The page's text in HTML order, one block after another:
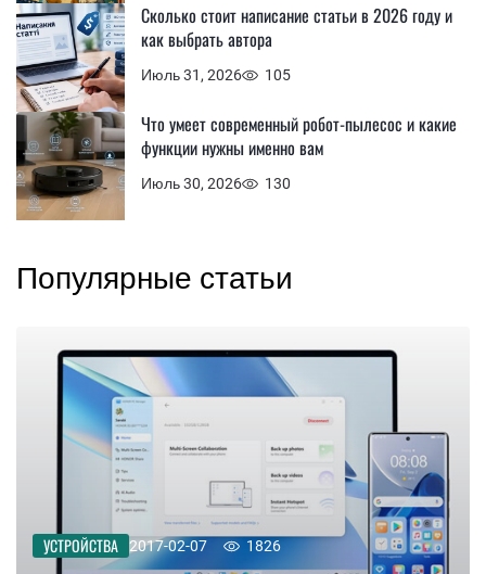
Июль 31, 2026 105
Сколько стоит написание статьи в 2026 году и
как выбрать автора
Июль 30, 2026 130
Что умеет современный робот-пылесос и какие
функции нужны именно вам
Популярные статьи
УСТРОЙСТВА 2017-02-07 1826